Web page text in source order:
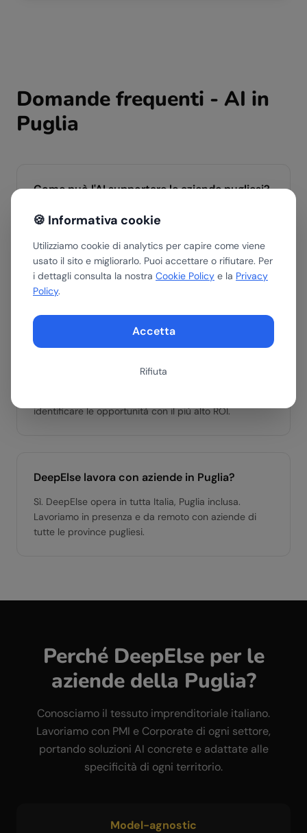
🍪 Informativa cookie
Utilizziamo cookie di analytics per capire come viene
usato il sito e migliorarlo. Puoi accettare o rifiutare. Per
i dettagli consulta la nostra Cookie Policy e la Privacy
Policy.
Accetta
Rifiuta
Domande frequenti - AI in
Puglia
Come può l'AI supportare le aziende pugliesi?
In Puglia turismo, agroalimentare, aerospazio e
manifattura sono i settori con maggiore trazione AI.
DeepElse supporta PMI e aziende di Bari, Taranto,
Lecce e tutta la regione con soluzioni concrete.
L'AI è accessibile alle PMI del Sud come quelle
pugliesi?
Sì. Le nostre soluzioni sono progettate per essere
identificare le opportunità con il più alto ROI.
DeepElse lavora con aziende in Puglia?
Sì. DeepElse opera in tutta Italia, Puglia inclusa.
Lavoriamo in presenza e da remoto con aziende di
tutte le province pugliesi.
Perché DeepElse per le
aziende della Puglia?
Conosciamo il tessuto imprenditoriale italiano.
Lavoriamo con PMI e Corporate di ogni settore,
portando soluzioni AI concrete e adattate alle
specificità di ogni territorio.
Model-agnostic